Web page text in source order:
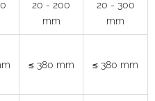
20 - 200
mm
20 - 300
mm
≤ 380 mm ≤ 380 mm